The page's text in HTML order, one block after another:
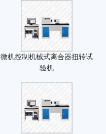
微机控制机械式离合器扭转试
验机